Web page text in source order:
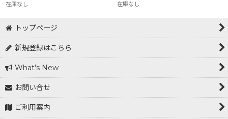
在庫なし 在庫なし
トップページ
新規登録はこちら
What's New
お問い合せ
ご利用案内